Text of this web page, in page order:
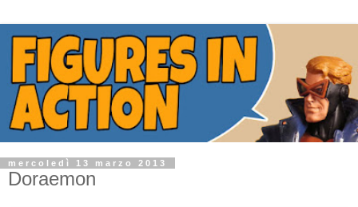
mercoledì 13 marzo 2013
Doraemon